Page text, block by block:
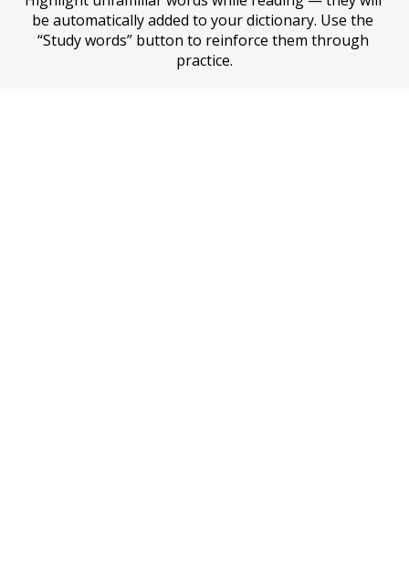
be automatically added to your dictionary. Use the
“Study words” button to reinforce them through
practice.